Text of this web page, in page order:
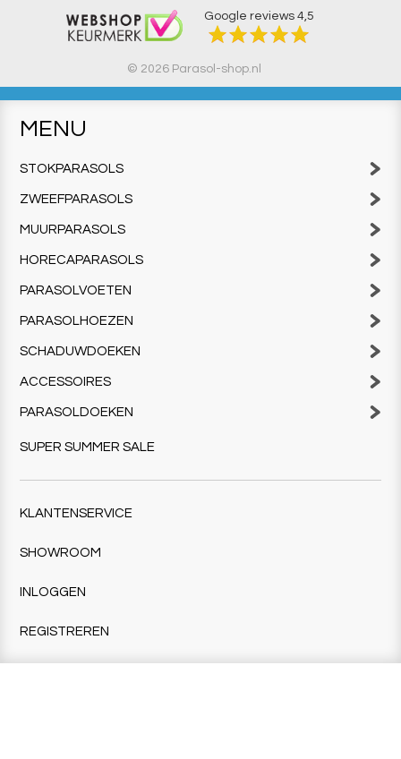
Google reviews 4,5
© 2026 Parasol-shop.nl
MENU
STOKPARASOLS
ZWEEFPARASOLS
MUURPARASOLS
HORECAPARASOLS
PARASOLVOETEN
PARASOLHOEZEN
SCHADUWDOEKEN
ACCESSOIRES
PARASOLDOEKEN
SUPER SUMMER SALE
KLANTENSERVICE
SHOWROOM
INLOGGEN
REGISTREREN